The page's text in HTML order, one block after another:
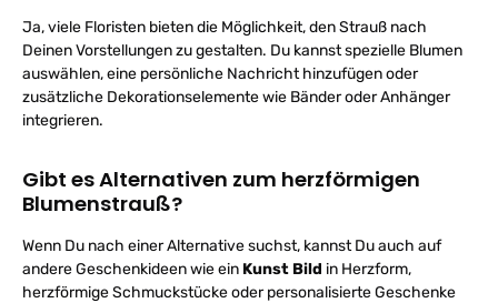
Ja, viele Floristen bieten die Möglichkeit, den Strauß nach
Deinen Vorstellungen zu gestalten. Du kannst spezielle Blumen
auswählen, eine persönliche Nachricht hinzufügen oder
zusätzliche Dekorationselemente wie Bänder oder Anhänger
integrieren.
Gibt es Alternativen zum herzförmigen
Blumenstrauß?
Wenn Du nach einer Alternative suchst, kannst Du auch auf
andere Geschenkideen wie ein Kunst Bild in Herzform,
herzförmige Schmuckstücke oder personalisierte Geschenke